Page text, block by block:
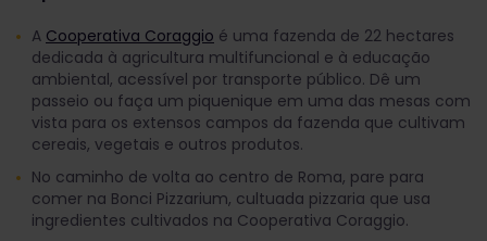
A Cooperativa Coraggio é uma fazenda de 22 hectares
dedicada à agricultura multifuncional e à educação
ambiental, acessível por transporte público. Dê um
passeio ou faça um piquenique em uma das mesas com
vista para os extensos campos da fazenda que cultivam
cereais, vegetais e outros produtos.
No caminho de volta ao centro de Roma, pare para
comer na Bonci Pizzarium, cultuada pizzaria que usa
ingredientes cultivados na Cooperativa Coraggio.